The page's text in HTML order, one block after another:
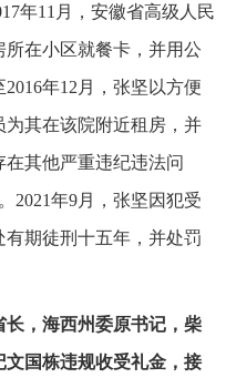
年11月，安徽省高级人民
在小区就餐卡，并用公
年12月，张坚以方便
为其在该院附近租房，并
其他严重违纪违法问
2021年9月，张坚因犯受
期徒刑十五年，并处罚
，海西州委原书记，柴
国栋违规收受礼金，接